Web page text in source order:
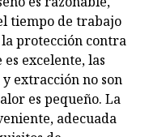
tiempo de trabajo
protección contra
excelente, las
extracción no son
es pequeño. La
adecuada